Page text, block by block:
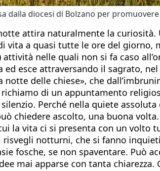
dalla diocesi di Bolzano per
attira naturalmente la curiosità.
vita a quasi tutte le ore del giorno,
nelle quali non si fa caso
ed esce attraversando il sagrato,
notte delle chiese», che
di un appuntamento
Perché nella quiete
chiedere ascolto, una buona
la vita ci si presenta con un volto
notturni, che si fanno
fosche, se non spaventare. Può
mai apparse con tanta chiarezza.